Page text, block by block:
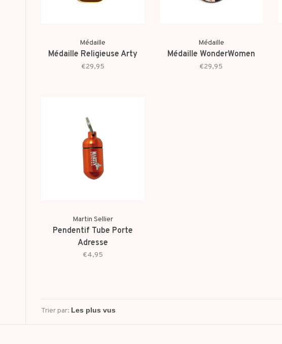
Médaille
Médaille Religieuse Arty
€29,95
Médaille
Médaille WonderWomen
€29,95
Martin Sellier
Pendentif Tube Porte
Adresse
€4,95
Trier par: